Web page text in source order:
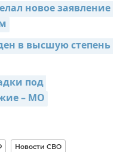
новое заявление
в высшую степень
под
– МО
Новости СВО